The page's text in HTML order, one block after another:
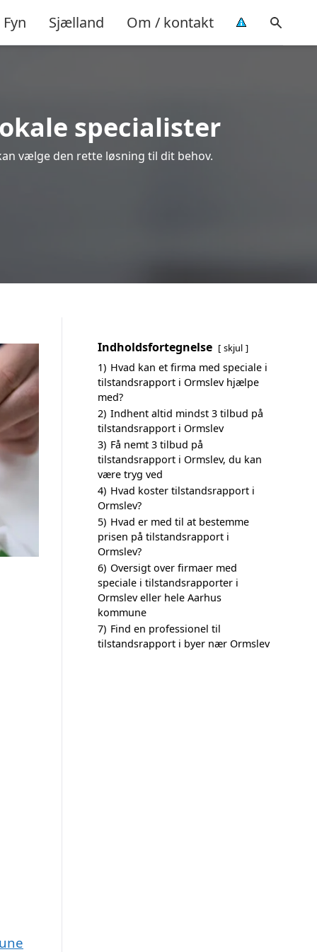
Fyn Sjælland Om / kontakt
specialister
vælge den rette løsning til dit behov.
Indholdsfortegnelse skjul
1) Hvad kan et firma med speciale i
tilstandsrapport i Ormslev hjælpe
med?
2) Indhent altid mindst 3 tilbud på
tilstandsrapport i Ormslev
3) Få nemt 3 tilbud på
tilstandsrapport i Ormslev, du kan
være tryg ved
4) Hvad koster tilstandsrapport i
Ormslev?
5) Hvad er med til at bestemme
prisen på tilstandsrapport i
Ormslev?
6) Oversigt over firmaer med
speciale i tilstandsrapporter i
Ormslev eller hele Aarhus
kommune
7) Find en professionel til
tilstandsrapport i byer nær Ormslev